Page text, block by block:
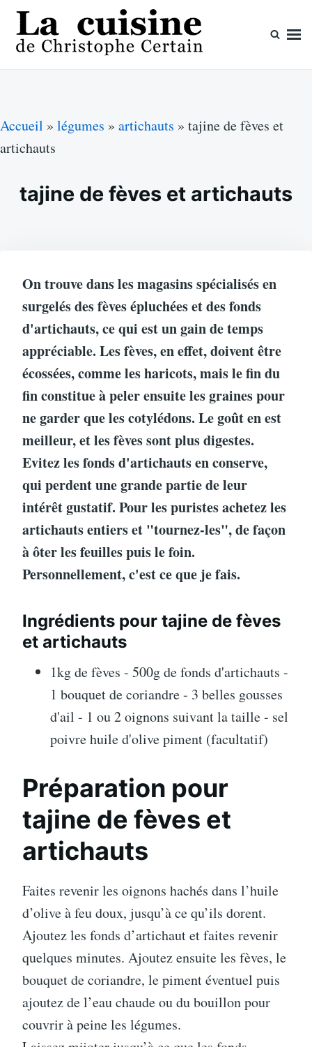
Skip
content
Search
for:
Accueil » légumes » artichauts » tajine de fèves et
artichauts
tajine de fèves et artichauts
On trouve dans les magasins spécialisés en
surgelés des fèves épluchées et des fonds
d'artichauts, ce qui est un gain de temps
appréciable. Les fèves, en effet, doivent être
écossées, comme les haricots, mais le fin du
fin constitue à peler ensuite les graines pour
ne garder que les cotylédons. Le goût en est
meilleur, et les fèves sont plus digestes.
Evitez les fonds d'artichauts en conserve,
qui perdent une grande partie de leur
intérêt gustatif. Pour les puristes achetez les
artichauts entiers et "tournez-les", de façon
à ôter les feuilles puis le foin.
Personnellement, c'est ce que je fais.
Ingrédients pour tajine de fèves
et artichauts
1kg de fèves - 500g de fonds d'artichauts -
1 bouquet de coriandre - 3 belles gousses
d'ail - 1 ou 2 oignons suivant la taille - sel
poivre huile d'olive piment (facultatif)
Préparation pour
tajine de fèves et
artichauts
Faites revenir les oignons hachés dans l’huile
d’olive à feu doux, jusqu’à ce qu’ils dorent.
Ajoutez les fonds d’artichaut et faites revenir
quelques minutes. Ajoutez ensuite les fèves, le
bouquet de coriandre, le piment éventuel puis
ajoutez de l’eau chaude ou du bouillon pour
couvrir à peine les légumes.